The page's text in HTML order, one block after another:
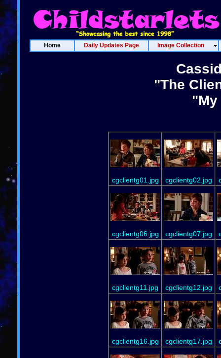
Home Daily Updates Page Image Collection
"The
"My
cgclientg01.jpg cgclientg02.jpg
cgclientg06.jpg cgclientg07.jpg
cgclientg11.jpg cgclientg12.jpg
cgclientg16.jpg cgclientg17.jpg